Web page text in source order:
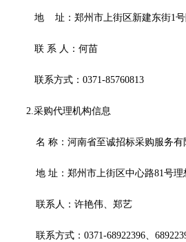
地 址：郑州市上街区新建东街1
联 系 人：何苗
联系方式： 0371-85760813
2.采购代理机构信息
名 称： 河南省至诚招标采购服务有
地 址： 郑州市上街区中心路81号
联系人：许艳伟、郑艺
联系方式： 0371-68922396、